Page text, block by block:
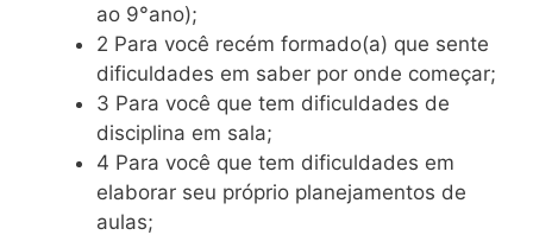
ao 9°ano);
2 Para você recém formado(a) que sente
dificuldades em saber por onde começar;
3 Para você que tem dificuldades de
disciplina em sala;
4 Para você que tem dificuldades em
elaborar seu próprio planejamentos de
aulas;